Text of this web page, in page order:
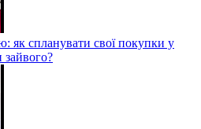
як спланувати свої покупки у
зайвого?